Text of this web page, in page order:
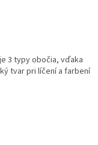
3 typy obočia, vďaka
tvar pri líčení a farbení